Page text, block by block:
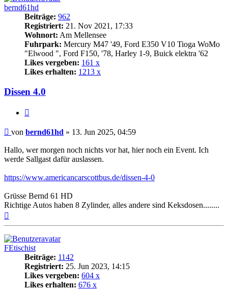
bernd61hd
Beiträge: 962
Registriert: 21. Nov 2021, 17:33
Wohnort: Am Mellensee
Fuhrpark: Mercury M47 '49, Ford E350 V10 Tioga WoMo
"Elwood ", Ford F150, '78, Harley 1-9, Buick elektra '62
Likes vergeben: 161 x
Likes erhalten: 1213 x
Dissen 4.0
Beitrag
von bernd61hd » 13. Jun 2025, 04:59
Hallo, wer morgen noch nichts vor hat, hier noch ein Event. Ich
werde Sallgast dafür auslassen.
https://www.americancarscottbus.de/dissen-4-0
Grüsse Bernd 61 HD
Richtige Autos haben 8 Zylinder, alles andere sind Keksdosen........
FEtischist
Beiträge: 1142
Registriert: 25. Jun 2023, 14:15
Likes vergeben: 604 x
Likes erhalten: 676 x